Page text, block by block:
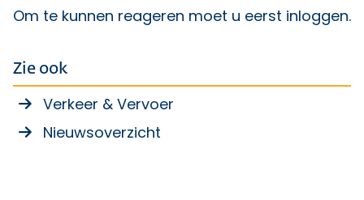
Om te kunnen reageren moet u eerst inloggen.
Zie ook
Verkeer & Vervoer
Nieuwsoverzicht